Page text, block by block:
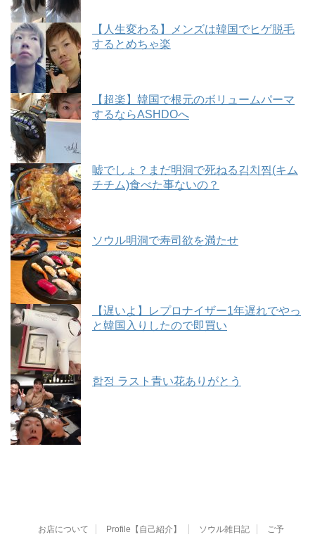
【人生変わる】メンズは韓国でヒゲ脱毛
するとめちゃ楽
【超楽】韓国で根元のボリュームパーマ
するならASHDOへ
嘘でしょ？まだ明洞で死ねる김치찜(キム
チチム)食べた事ないの？
ソウル明洞で寿司欲を満たせ
【遅いよ】レプロナイザー1年遅れでやっ
と韓国入りしたので即買い
합정 ラスト青い花ありがとう
お店について Profile【自己紹介】 ソウル雑日記 ご予